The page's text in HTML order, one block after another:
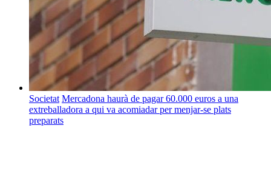
Societat Mercadona haurà de pagar 60.000 euros a una
extreballadora a qui va acomiadar per menjar-se plats
preparats